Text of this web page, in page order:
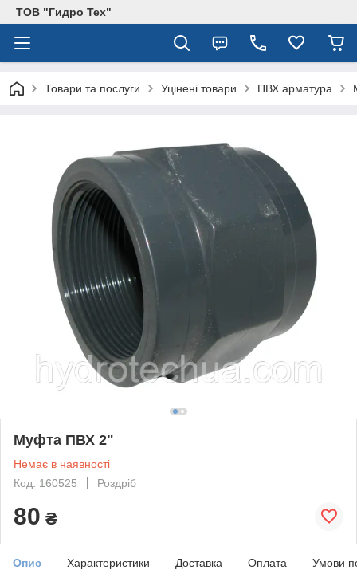
ТОВ "Гидро Тех"
Товари та послуги Уцінені товари ПВХ арматура
Муфта ПВХ 2"
Немає в наявності
Код: 160525
Роздріб
80 ₴
Опис Характеристики Доставка Оплата Умови